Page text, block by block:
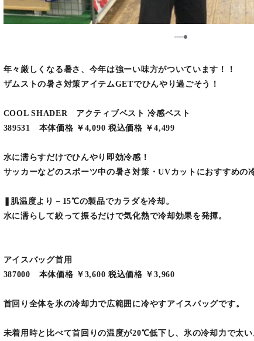
12345
年々厳しくなる暑さ、今年は強ーい味方がついています！！
ザムストの暑さ対策アイテムGETでひんやり過ごそう！
COOL SHADER アクティブベスト 冷感ベスト
389531 本体価格 ￥4,090 税込価格 ￥4,499
水に濡らすだけでひんやり即効冷感！
サッカーなどのスポーツ中の暑さ対策・UVカットにおすすめの
❚肌温度より－15℃の製品でカラダを冷却。
水に濡らして絞って振るだけで気化熱で冷却効果を発揮。
アイスバッグ首用
387000 本体価格 ￥3,600 税込価格 ￥3,960
首回り全体を氷の冷却力で広範囲に冷やすアイスバッグです。
未着用時と比べて首回りの温度が20℃低下し、氷の冷却力で太